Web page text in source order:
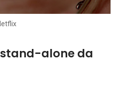
stand-alone da